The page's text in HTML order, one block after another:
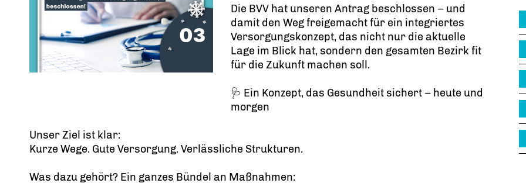
Die BVV hat unseren Antrag beschlossen – und
damit den Weg freigemacht für ein integriertes
Versorgungskonzept, das nicht nur die aktuelle
Lage im Blick hat, sondern den gesamten Bezirk fit
für die Zukunft machen soll.
🩺 Ein Konzept, das Gesundheit sichert – heute und
morgen
Unser Ziel ist klar:
Kurze Wege. Gute Versorgung. Verlässliche Strukturen.
Was dazu gehört? Ein ganzes Bündel an Maßnahmen: